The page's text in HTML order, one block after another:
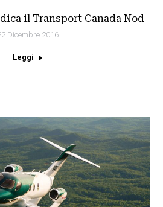
il Transport Canada Nod
Dicembre 2016
Leggi